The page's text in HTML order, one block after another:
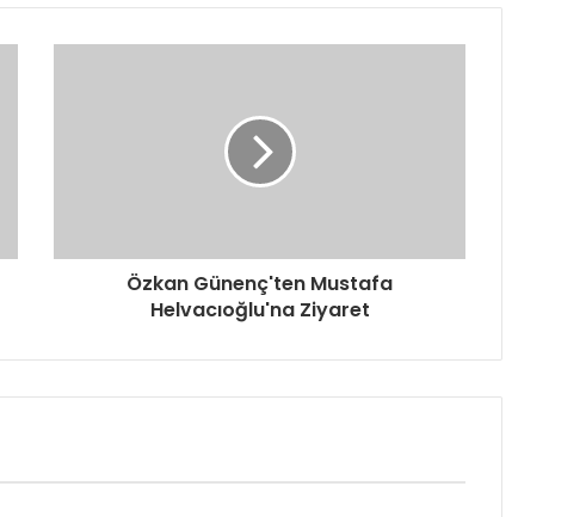
Özkan Günenç'ten Mustafa
Helvacıoğlu'na Ziyaret